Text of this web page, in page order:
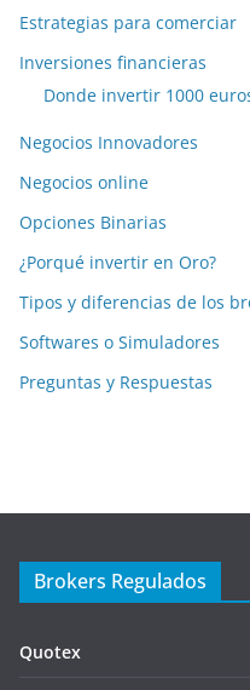
Estrategias para comerciar
Inversiones financieras
Donde invertir 1000
Negocios Innovadores
Negocios online
Opciones Binarias
¿Porqué invertir en Oro?
Tipos y diferencias de los
Softwares o Simuladores
Preguntas y Respuestas
Brokers Regulados
Quotex